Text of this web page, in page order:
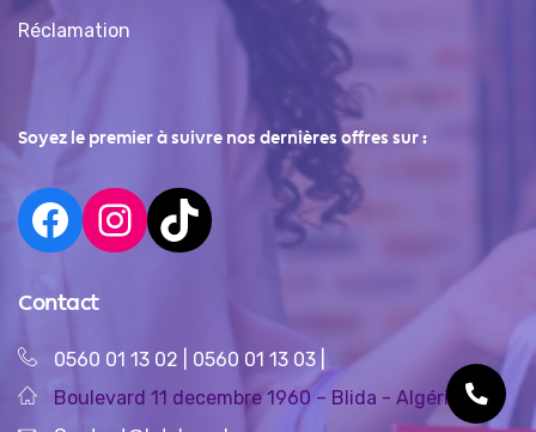
Réclamation
Soyez le premier à suivre nos dernières offres sur :
Contact
0560 01 13 02 0560 01 13 03
Boulevard 11 decembre 1960 – Blida - Algérie